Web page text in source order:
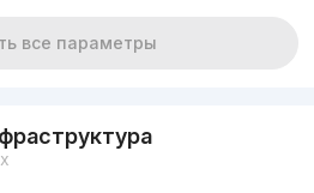
все параметры